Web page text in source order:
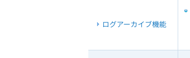
ログアーカイブ機能